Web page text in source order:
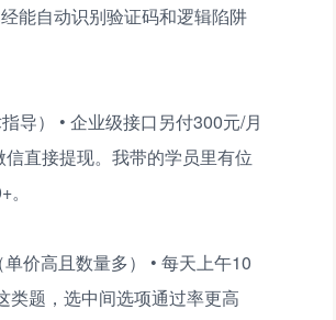
能自动识别验证码和逻辑陷阱
导） • 企业级接口另付300元/月
直接提现。我带的学员里有位
价高且数量多） • 每天上午10
类题，选中间选项通过率更高